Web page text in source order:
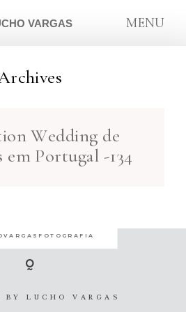
VARGAS MENU
Wedding de
em Portugal -134
BY LUCHO VARGAS